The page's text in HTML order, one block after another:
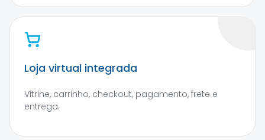
Loja virtual integrada
Vitrine, carrinho, checkout, pagamento, frete e
entrega.